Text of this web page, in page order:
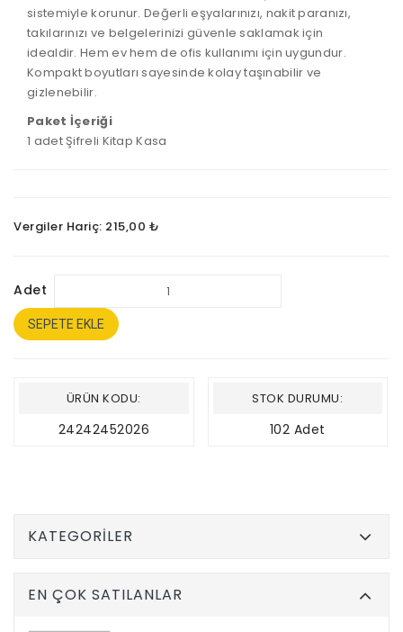
sistemiyle korunur. Değerli eşyalarınızı, nakit paranızı,
takılarınızı ve belgelerinizi güvenle saklamak için
idealdir. Hem ev hem de ofis kullanımı için uygundur.
Kompakt boyutları sayesinde kolay taşınabilir ve
gizlenebilir.
Paket İçeriği
1 adet Şifreli Kitap Kasa
Vergiler Hariç: 215,00 ₺
Adet
SEPETE EKLE
ÜRÜN KODU:
24242452026
STOK DURUMU:
102 Adet
KATEGORILER
EN ÇOK SATILANLAR